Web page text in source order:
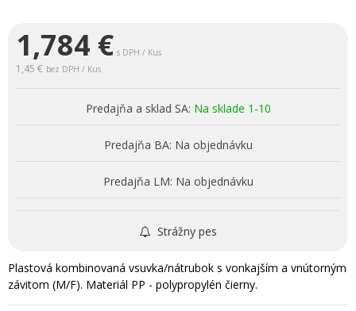
1,784 € s DPH / Kus
1,45 € bez DPH / Kus
Predajňa a sklad SA: Na sklade 1-10
Predajňa BA: Na objednávku
Predajňa LM: Na objednávku
Strážny pes
Plastová kombinovaná vsuvka/nátrubok s vonkajším a vnútorným
závitom (M/F). Materiál PP - polypropylén čierny.